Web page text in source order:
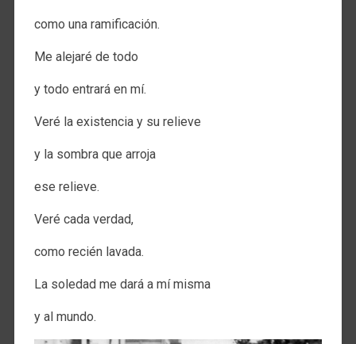
como una ramificación.
Me alejaré de todo
y todo entrará en mí.
Veré la existencia y su relieve
y la sombra que arroja
ese relieve.
Veré cada verdad,
como recién lavada.
La soledad me dará a mí misma
y al mundo.